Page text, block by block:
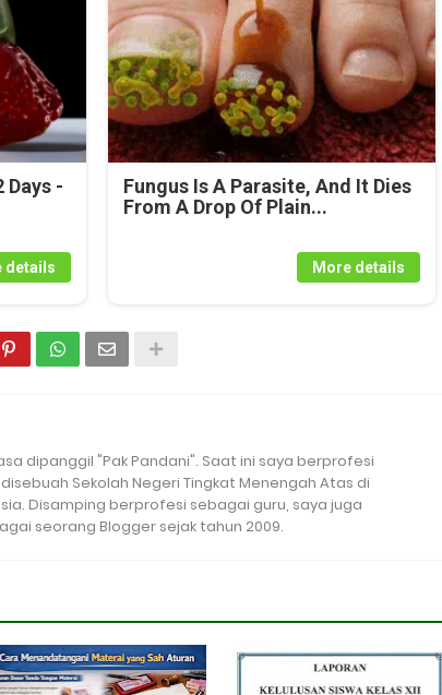
Days -
details
Fungus Is A Parasite, And It Dies
From A Drop Of Plain...
More details
dipanggil "Pak Pandani". Saat ini saya berprofesi
Sekolah Negeri Tingkat Menengah Atas di
Disamping berprofesi sebagai guru, saya juga
seorang Blogger sejak tahun 2009.